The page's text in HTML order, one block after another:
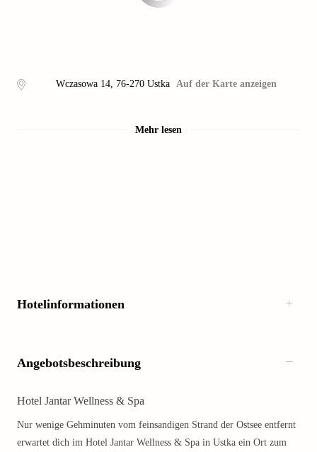
Wczasowa 14, 76-270 Ustka Auf der Karte anzeigen
Mehr lesen
Hotelinformationen
Angebotsbeschreibung
Hotel Jantar Wellness & Spa
Nur wenige Gehminuten vom feinsandigen Strand der Ostsee entfernt
erwartet dich im Hotel Jantar Wellness & Spa in Ustka ein Ort zum